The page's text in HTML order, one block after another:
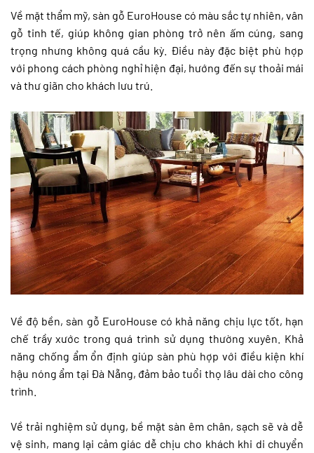
Về mặt thẩm mỹ, sàn gỗ EuroHouse có màu sắc tự nhiên, vân
gỗ tinh tế, giúp không gian phòng trở nên ấm cúng, sang
trọng nhưng không quá cầu kỳ. Điều này đặc biệt phù hợp
với phong cách phòng nghỉ hiện đại, hướng đến sự thoải mái
và thư giãn cho khách lưu trú.
Về độ bền, sàn gỗ EuroHouse có khả năng chịu lực tốt, hạn
chế trầy xước trong quá trình sử dụng thường xuyên. Khả
năng chống ẩm ổn định giúp sàn phù hợp với điều kiện khí
hậu nóng ẩm tại Đà Nẵng, đảm bảo tuổi thọ lâu dài cho công
trình.
Về trải nghiệm sử dụng, bề mặt sàn êm chân, sạch sẽ và dễ
vệ sinh, mang lại cảm giác dễ chịu cho khách khi di chuyển